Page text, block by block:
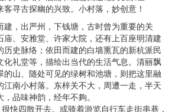
客寻古探幽的兴致。小村落，妙创意！
建，出严州，下钱塘，古时曾为重要的关
庙、安雅堂、许家大院，还有上百座明清建
历史脉络；依田而建的白墙熏瓦的新杭派民
化礼堂等，描绘出当代的生活气息。清丽飘
的山、随处可见的绿树和池塘，则把这里融
江南小村落。东梓关不大，周遭一走，半天
品味神韵，经年不夠。
四散开去。或骑着游览自行车走街串巷，